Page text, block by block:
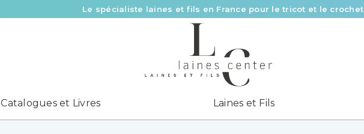
Le spécialiste laines et fils en France pour le tricot et le crochet
Des fils de qualité à tous les prix pour toutes vos envies !
Livraison offerte à partir de 58 € d’achat
Catalogues et Livres Laines et Fils